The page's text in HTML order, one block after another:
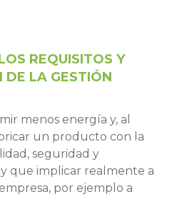
REQUISITOS Y
DE LA GESTIÓN
menos energía y, al
un producto con la
seguridad y
que implicar realmente a
por ejemplo a